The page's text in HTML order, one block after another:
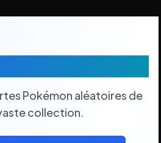
Pokémon aléatoires de
collection.